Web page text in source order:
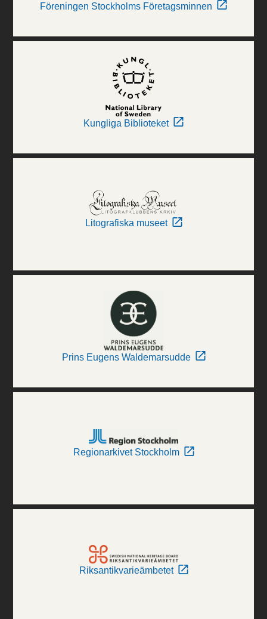
Föreningen Stockholms Företagsminnen
Kungliga Biblioteket
Litografiska museet
Prins Eugens Waldemarsudde
Regionarkivet Stockholm
Riksantikvarieämbetet